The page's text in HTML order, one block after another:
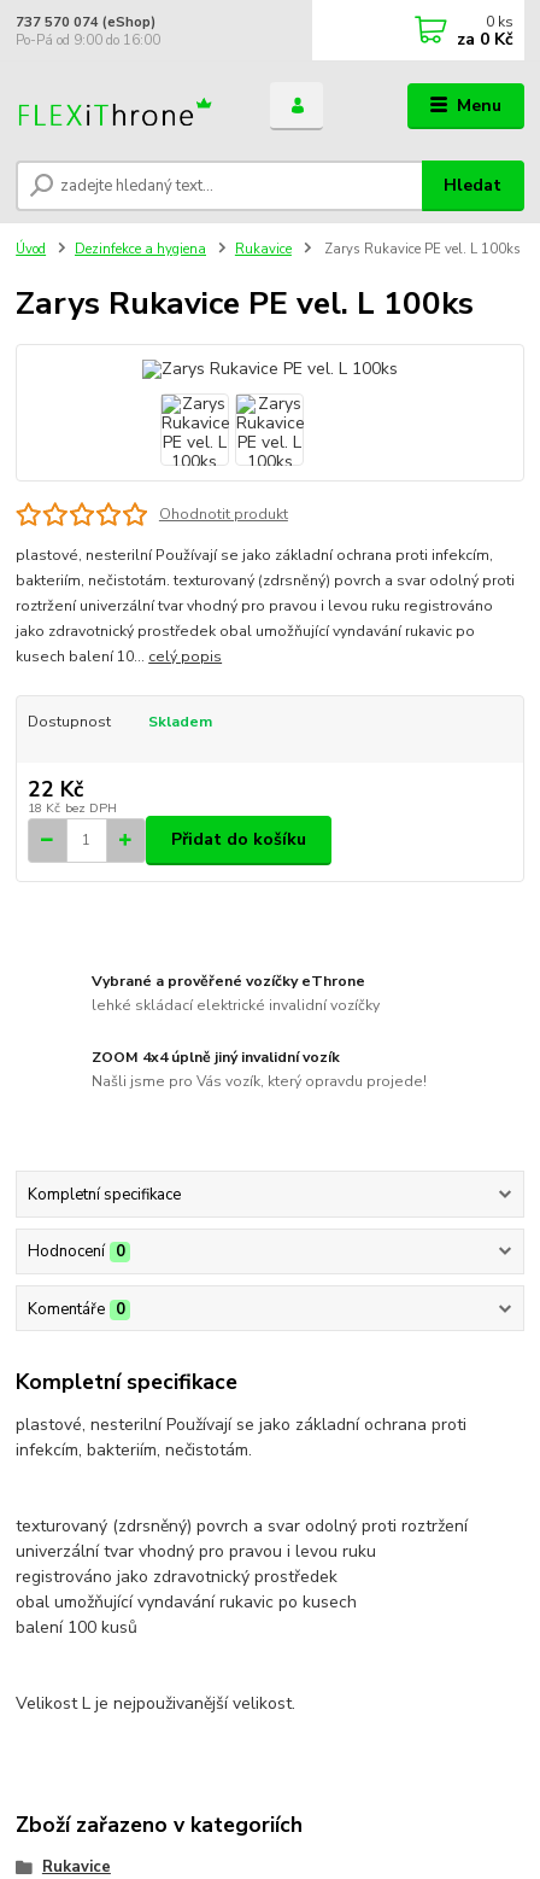
Menu
Hledat
737 570 074 (eShop)
Po-Pá od 9:00 do 16:00
0 ks
za 0 Kč
Úvod Dezinfekce a hygiena Rukavice Zarys Rukavice PE vel. L 100ks
Zarys Rukavice PE vel. L 100ks
Ohodnotit produkt
plastové, nesterilní Používají se jako základní ochrana proti infekcím,
bakteriím, nečistotám. texturovaný (zdrsněný) povrch a svar odolný proti
roztržení univerzální tvar vhodný pro pravou i levou ruku registrováno
jako zdravotnický prostředek obal umožňující vyndavání rukavic po
kusech balení 10... celý popis
Dostupnost Skladem
22 Kč
18 Kč bez DPH
Přidat do košíku
Vybrané a prověřené vozíčky eThrone
lehké skládací elektrické invalidní vozíčky
ZOOM 4x4 úplně jiný invalidní vozík
Našli jsme pro Vás vozík, který opravdu projede!
Kompletní specifikace
Hodnocení 0
Komentáře 0
Kompletní specifikace
plastové, nesterilní Používají se jako základní ochrana proti
infekcím, bakteriím, nečistotám.
texturovaný (zdrsněný) povrch a svar odolný proti roztržení
univerzální tvar vhodný pro pravou i levou ruku
registrováno jako zdravotnický prostředek
obal umožňující vyndavání rukavic po kusech
balení 100 kusů
Velikost L je nejpouživanější velikost.
Zboží zařazeno v kategoriích
Rukavice